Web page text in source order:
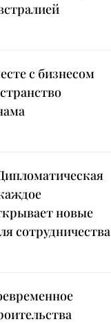
с бизнесом
новые
сотрудничества